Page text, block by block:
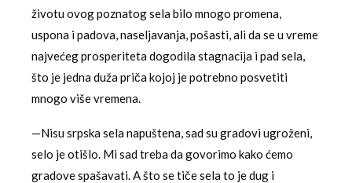
životu ovog poznatog sela bilo mnogo promena,
uspona i padova, naseljavanja, pošasti, ali da se u vreme
najvećeg prosperiteta dogodila stagnacija i pad sela,
što je jedna duža priča kojoj je potrebno posvetiti
mnogo više vremena.
—Nisu srpska sela napuštena, sad su gradovi ugroženi,
selo je otišlo. Mi sad treba da govorimo kako ćemo
gradove spašavati. A što se tiče sela to je dug i